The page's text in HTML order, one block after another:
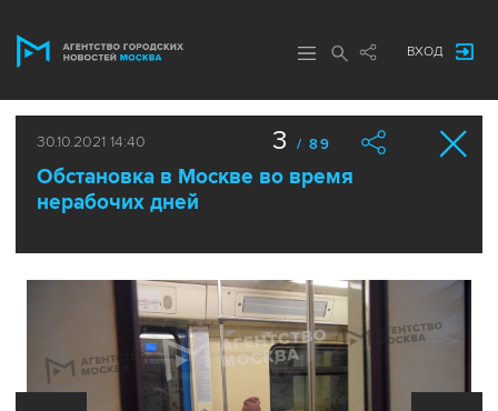
ВХОД
30.10.2021 14:40
Обстановка в Москве во время
нерабочих дней
3 / 89